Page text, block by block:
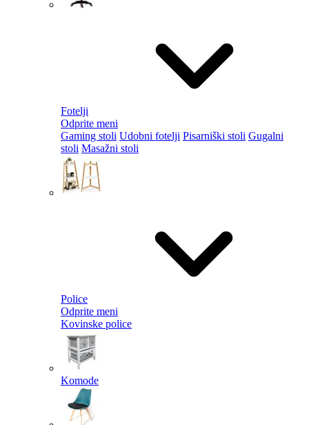
Fotelji
Odprite meni
Gaming stoli Udobni fotelji Pisarniški stoli Gugalni
stoli Masažni stoli
Police
Odprite meni
Kovinske police
Komode